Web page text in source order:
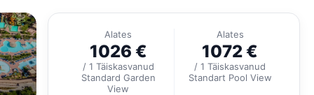
Alates
1026 €
/ 1 Täiskasvanud
Standard Garden
View
Alates
1072 €
/ 1 Täiskasvanud
Standart Pool View